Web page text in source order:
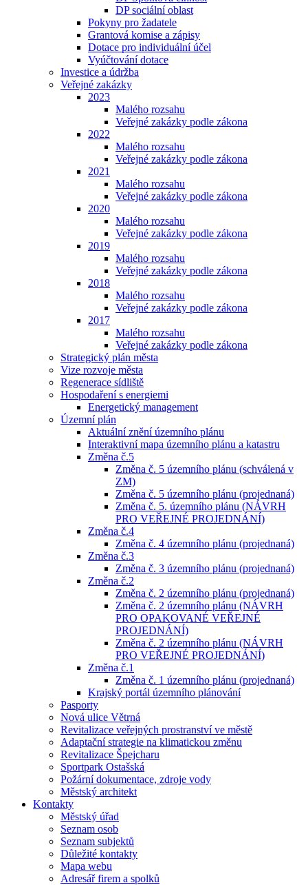
DP sociální oblast
Pokyny pro žadatele
Grantová komise a zápisy
Dotace pro individuální účel
Vyúčtování dotace
Investice a údržba
Veřejné zakázky
2023
Malého rozsahu
Veřejné zakázky podle zákona
2022
Malého rozsahu
Veřejné zakázky podle zákona
2021
Malého rozsahu
Veřejné zakázky podle zákona
2020
Malého rozsahu
Veřejné zakázky podle zákona
2019
Malého rozsahu
Veřejné zakázky podle zákona
2018
Malého rozsahu
Veřejné zakázky podle zákona
2017
Malého rozsahu
Veřejné zakázky podle zákona
Strategický plán města
Vize rozvoje města
Regenerace sídliště
Hospodaření s energiemi
Energetický management
Územní plán
Aktuální znění územního plánu
Interaktivní mapa územního plánu a katastru
Změna č.5
Změna č. 5 územního plánu (schválená v
ZM)
Změna č. 5 územního plánu (projednaná)
Změna č. 5. územního plánu (NÁVRH
PRO VEŘEJNÉ PROJEDNÁNÍ)
Změna č.4
Změna č. 4 územního plánu (projednaná)
Změna č.3
Změna č. 3 územního plánu (projednaná)
Změna č.2
Změna č. 2 územního plánu (projednaná)
Změna č. 2 územního plánu (NÁVRH
PRO OPAKOVANÉ VEŘEJNÉ
PROJEDNÁNÍ)
Změna č. 2 územního plánu (NÁVRH
PRO VEŘEJNÉ PROJEDNÁNÍ)
Změna č.1
Změna č. 1 územního plánu (projednaná)
Krajský portál územního plánování
Pasporty
Nová ulice Větrná
Revitalizace veřejných prostranství ve městě
Adaptační strategie na klimatickou změnu
Revitalizace Špejcharu
Sportpark Ostašská
Požární dokumentace, zdroje vody
Městský architekt
Kontakty
Městský úřad
Seznam osob
Seznam subjektů
Důležité kontakty
Mapa webu
Adresář firem a spolků